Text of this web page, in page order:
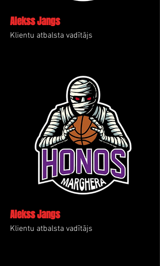
Alekss Jangs
Klientu atbalsta vadītājs
Alekss Jangs
Klientu atbalsta vadītājs